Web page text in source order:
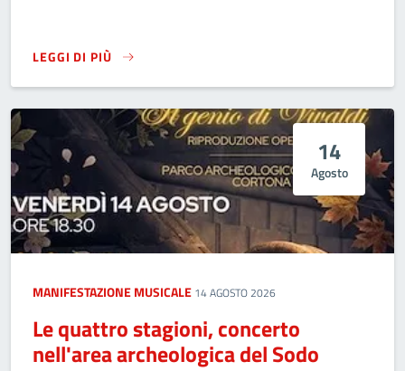
LEGGI DI PIÙ
FESTIVAL EUROPEO DI MUSICA E DANZA POPOLARE
14
Agosto
MANIFESTAZIONE MUSICALE 14 AGOSTO 2026
Le quattro stagioni, concerto
nell'area archeologica del Sodo